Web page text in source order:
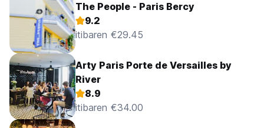
The People - Paris Bercy
9.2
itibaren €29.45
Arty Paris Porte de Versailles by
River
8.9
itibaren €34.00